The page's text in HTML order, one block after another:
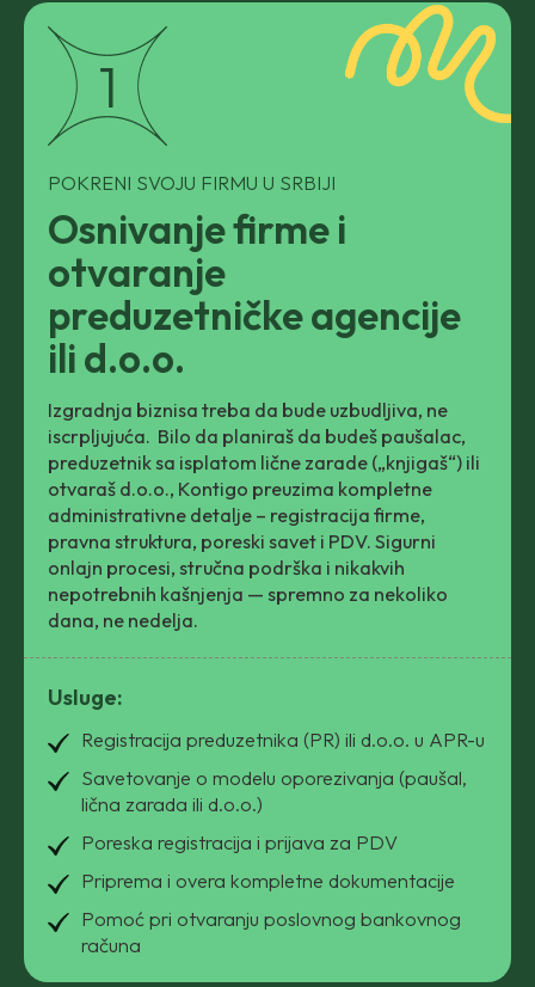
POKRENI SVOJU FIRMU U SRBIJI
Osnivanje firme i
otvaranje
preduzetničke agencije
ili d.o.o.
Izgradnja biznisa treba da bude uzbudljiva, ne
iscrpljujuća. Bilo da planiraš da budeš paušalac,
preduzetnik sa isplatom lične zarade („knjigaš“) ili
otvaraš d.o.o., Kontigo preuzima kompletne
administrativne detalje – registracija firme,
pravna struktura, poreski savet i PDV. Sigurni
onlajn procesi, stručna podrška i nikakvih
nepotrebnih kašnjenja — spremno za nekoliko
dana, ne nedelja.
Usluge:
Registracija preduzetnika (PR) ili d.o.o. u APR-u
Savetovanje o modelu oporezivanja (paušal,
lična zarada ili d.o.o.)
Poreska registracija i prijava za PDV
Priprema i overa kompletne dokumentacije
Pomoć pri otvaranju poslovnog bankovnog
računa